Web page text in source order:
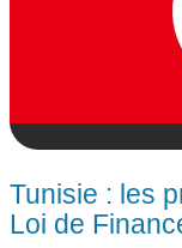
Tunisie : les
Loi de